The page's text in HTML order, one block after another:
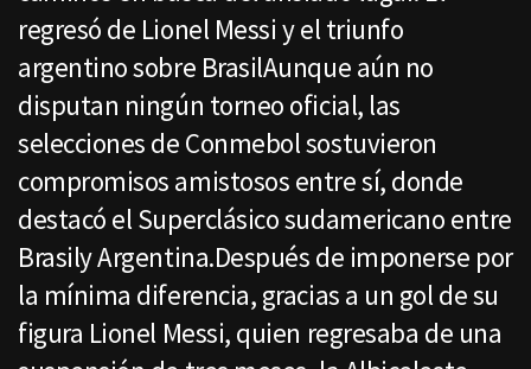
regresó de Lionel Messi y el triunfo
argentino sobre BrasilAunque aún no
disputan ningún torneo oficial, las
selecciones de Conmebol sostuvieron
compromisos amistosos entre sí, donde
destacó el Superclásico sudamericano entre
Brasily Argentina.Después de imponerse por
la mínima diferencia, gracias a un gol de su
figura Lionel Messi, quien regresaba de una